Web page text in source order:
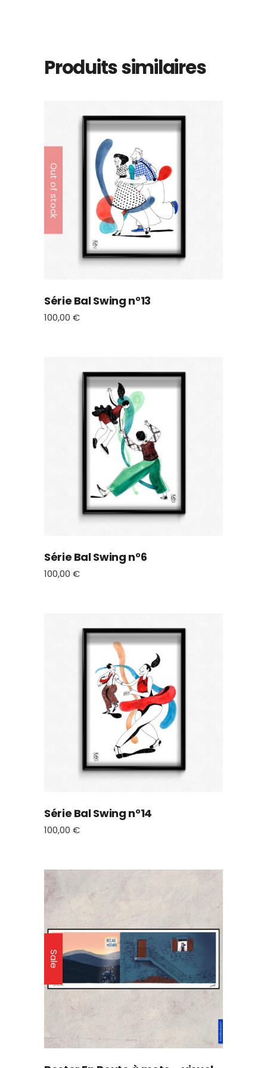
Produits similaires
Out of stock
Série Bal Swing n°13
100,00 €
Série Bal Swing n°6
100,00 €
Série Bal Swing n°14
100,00 €
Sale